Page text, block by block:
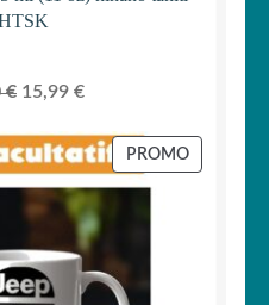
€ Le
initial
était :
19,90 €.
15,99 €Le
actuel
est :
15,99 €.
PROMOPRODUIT